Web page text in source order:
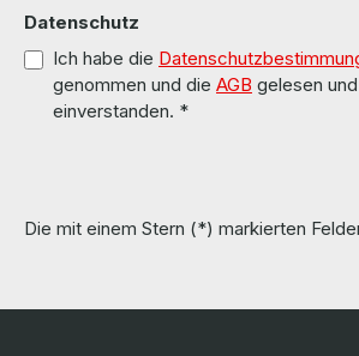
Datenschutz
Ich habe die
genommen und die AGB gelesen
einverstanden. *
Die mit einem Stern (*) markierten